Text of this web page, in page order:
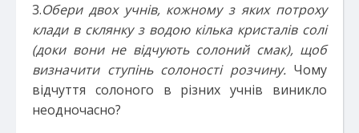
3.Обери двох учнів, кожному з яких потроху
клади в склянку з водою кілька кристалів солі
(доки вони не відчують солоний смак), щоб
визначити ступінь солоності розчину. Чому
відчуття солоного в різних учнів виникло
неодночасно?